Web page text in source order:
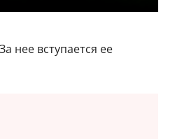
нее вступается ее